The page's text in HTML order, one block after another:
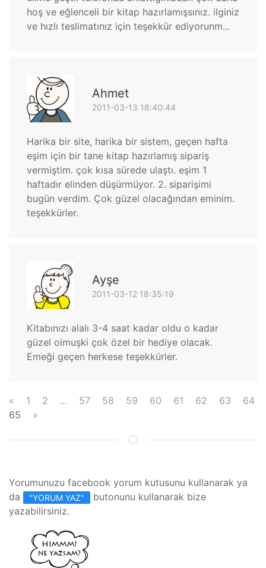
hoş ve eğlenceli bir kitap hazırlamışsınız. ilginiz
ve hızlı teslimatınız için teşekkür ediyorunm...
Ahmet
2011-03-13 18:40:44
Harika bir site, harika bir sistem, geçen hafta
eşim için bir tane kitap hazırlamış sipariş
vermiştim. çok kısa sürede ulaştı. eşim 1
haftadır elinden düşürmüyor. 2. siparişimi
bugün verdim. Çok güzel olacağından eminim.
teşekkürler.
Ayşe
2011-03-12 18:35:19
Kitabınızı alalı 3-4 saat kadar oldu o kadar
güzel olmuşki çok özel bir hediye olacak.
Emeği geçen herkese teşekkürler.
« 1 2 ... 57 58 59 60 61 62 63
64
65
»
Yorumunuzu facebook yorum kutusunu kullanarak ya
da
"YORUM YAZ"
butonunu kullanarak bize
yazabilirsiniz.